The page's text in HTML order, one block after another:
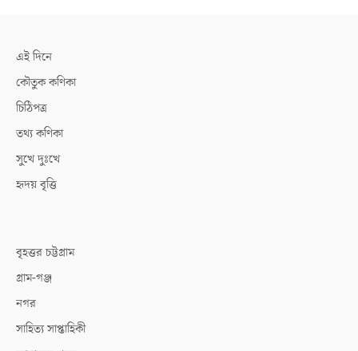
এই দিনে
কৌতুক কণিকা
চিঠিপত্র
তথ্য কণিকা
সুখে দুঃখে
হৃদয় বৃত্তি
বৃহত্তর চট্টগ্রাম
গ্রাম-গঞ্জ
নগর
সাহিত্য সাপ্তাহিকী